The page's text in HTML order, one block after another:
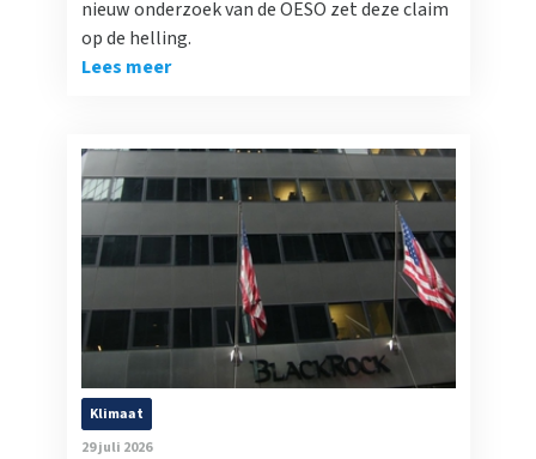
nieuw onderzoek van de OESO zet deze claim
op de helling.
Lees meer
Klimaat
29 juli 2026